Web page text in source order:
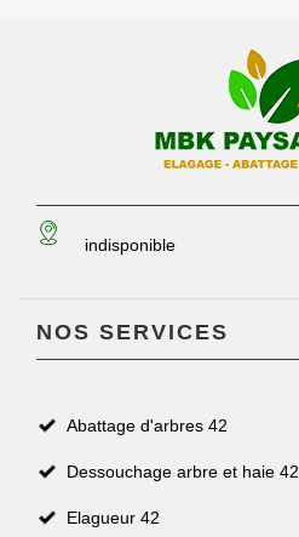
indisponible
NOS SERVICES
Abattage d'arbres 42
Dessouchage arbre et haie 42
Elagueur 42